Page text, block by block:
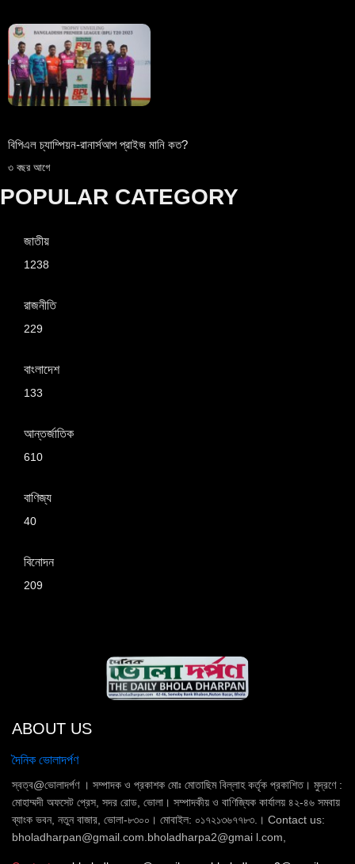
বিপিএল চ্যাম্পিয়ন-রানার্সআপ প্রাইজ মানি কত?
৩ বছর আগে
POPULAR CATEGORY
জাতীয়
1238
রাজনীতি
229
বাংলাদেশ
133
আন্তর্জাতিক
610
বাণিজ্য
40
বিনোদন
209
ABOUT US
দৈনিক ভোলাদর্পণ
স্বত্ব@ভোলাদর্পণ । সম্পাদক ও প্রকাশক মোঃ মোতাছিম বিল্লাহ কর্তৃক প্রকাশিত। মুদ্রণে :
মোহাম্মদী অফসেট প্রেস, সদর রোড, ভোলা। সম্পাদকীয় ও বাণিজ্যিক কার্যালয় ৪২-৪৬ সমবায়
ব্যাংক ভবন, নতুন বাজার, ভোলা-৮৩০০। মোবাইল: ০১৭২১৩৬৭৭৮৩.। Contact us:
bholadharpan@gmail.com.bholadharpa2@gmai l.com,